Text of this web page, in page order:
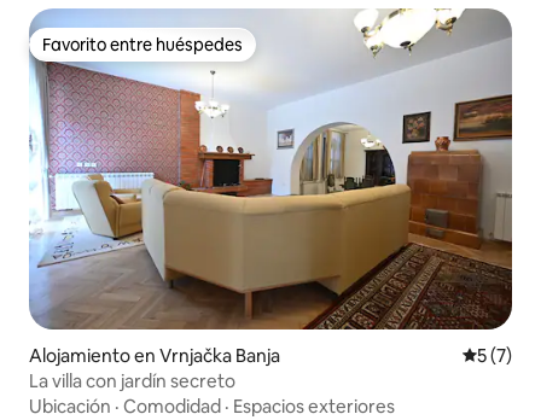
Favorito entre huéspedes
Favorito entre huéspedes
Alojamiento en Vrnjačka Banja
5 (7)
La villa con jardín secreto
Ubicación · Comodidad · Espacios exteriores